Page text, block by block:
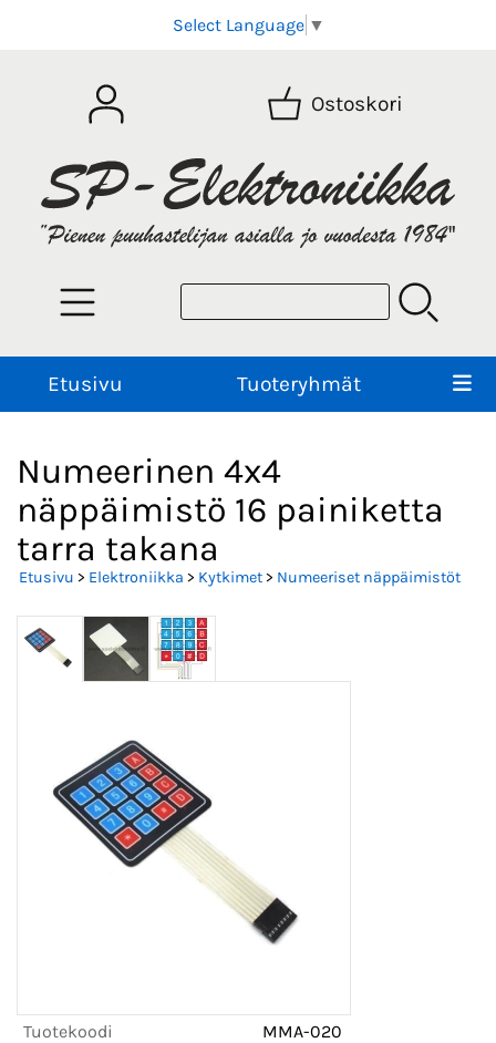
Select Language ▼
Ostoskori
Etusivu Tuoteryhmät
Numeerinen 4x4
näppäimistö 16 painiketta
tarra takana
Etusivu > Elektroniikka > Kytkimet> Numeeriset näppäimistöt
Tuotekoodi
MMA-020